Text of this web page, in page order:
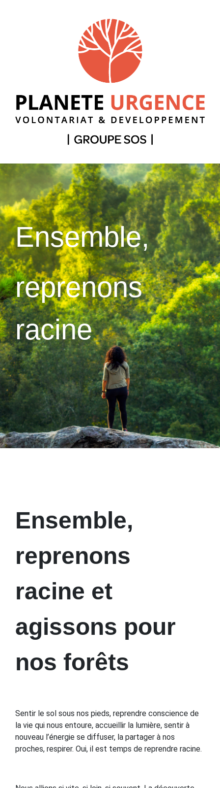
Ensemble,
reprenons
racine
Ensemble,
reprenons
racine et
agissons pour
nos forêts
Sentir le sol sous nos pieds, reprendre conscience de
la vie qui nous entoure, accueillir la lumière, sentir à
nouveau l’énergie se diffuser, la partager à nos
proches, respirer. Oui, il est temps de reprendre racine.